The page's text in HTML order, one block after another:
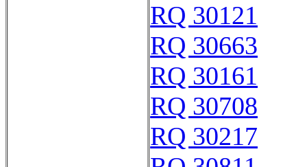
RQ 30121
RQ 30663
RQ 30161
RQ 30708
RQ 30217